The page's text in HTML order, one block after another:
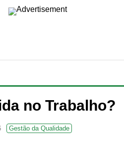
no Trabalho?
Gestão da Qualidade